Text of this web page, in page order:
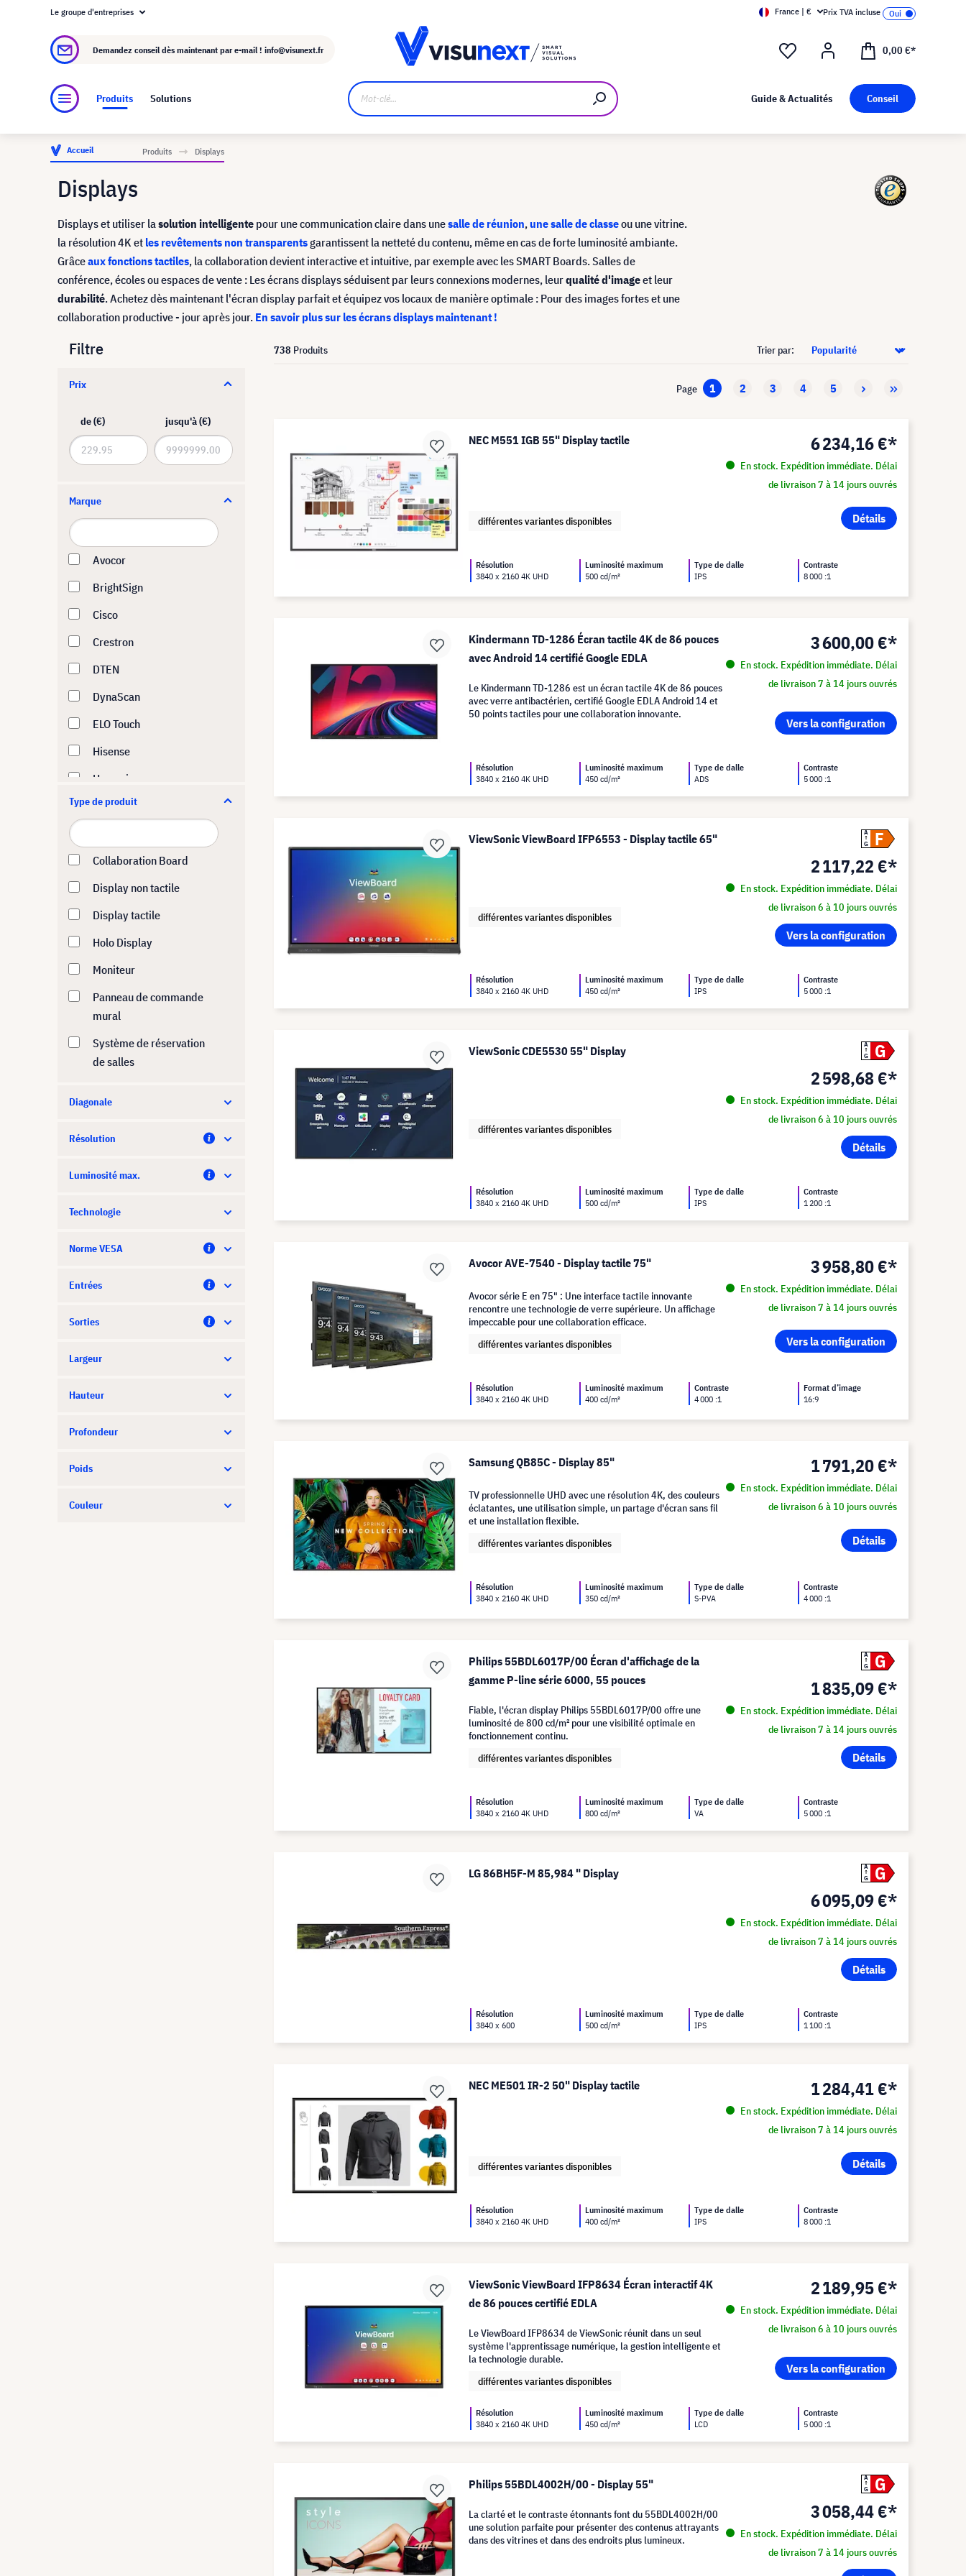
À propos de visunext.fr
Le groupe d'entreprises France | € Prix TVA incluse
Demandez conseil dès maintenant par e-mail ! info@visunext.fr 0,00 €*
Produits Solutions Guide & Actualités Conseil
Accueil Produits Displays
Displays
Displays et utiliser lasolution intelligente pour une communication claire dans unesalle de réunion,une salle de classeou une vitrine.
la résolution 4K et les revêtements non transparentsgarantissent la netteté du contenu, même en cas de forte luminosité ambiante.
Grâceaux fonctions tactiles, la collaboration devient interactive et intuitive, par exemple avec les SMART Boards. Salles de
conférence, écoles ou espaces de vente : Les écrans displays séduisent par leurs connexions modernes, leurqualité d'imageet leur
durabilité. Achetez dès maintenant l'écran display parfait et équipez vos locaux de manière optimale : Pour des images fortes et une
collaboration productive - jour après jour. En savoir plus sur les écrans displays maintenant !
Filtre
Prix
de (€) jusqu'à (€)
Marque
Avocor
BrightSign
Cisco
Crestron
DTEN
DynaScan
ELO Touch
Hisense
Huawei
HYPERVSN
iiyama
InFocus
Joan
Kindermann
Legamaster
Lenovo
LG
Logitech
Neat
NEC
Panasonic
Philips
Sharp
SWEDX
Type de produit
Collaboration Board
Display non tactile
Display tactile
Holo Display
Moniteur
Panneau de commande
mural
Système de réservation
de salles
Diagonale
Résolution
Luminosité max.
Technologie
Norme VESA
Entrées
Sorties
Largeur
Hauteur
Profondeur
Poids
Couleur
738 Produits Trier par:
Page 1 2 3 4 5
NEC M551 IGB 55" Display tactile 6 234,16 €*
En stock. Expédition immédiate. Délai
de livraison 7 à 14 jours ouvrés
Détails
différentes variantes disponibles
Résolution
3840 x 2160 4K UHD
Luminosité maximum
500 cd/m²
Type de dalle
IPS
Contraste
8 000 :1
Kindermann TD-1286 Écran tactile 4K de 86 pouces
avec Android 14 certifié Google EDLA
3 600,00 €*
En stock. Expédition immédiate. Délai
de livraison 7 à 14 jours ouvrés
Vers la configuration
Le Kindermann TD-1286 est un écran tactile 4K de 86 pouces
avec verre antibactérien, certifié Google EDLA Android 14 et
50 points tactiles pour une collaboration innovante.
Résolution
3840 x 2160 4K UHD
Luminosité maximum
450 cd/m²
Type de dalle
ADS
Contraste
5 000 :1
ViewSonic ViewBoard IFP6553 - Display tactile 65"
A
G
F
2 117,22 €*
En stock. Expédition immédiate. Délai
de livraison 6 à 10 jours ouvrés
Vers la configuration
différentes variantes disponibles
Résolution
3840 x 2160 4K UHD
Luminosité maximum
450 cd/m²
Type de dalle
IPS
Contraste
5 000 :1
ViewSonic CDE5530 55" Display
A
G
G
2 598,68 €*
En stock. Expédition immédiate. Délai
de livraison 6 à 10 jours ouvrés
Détails
différentes variantes disponibles
Résolution
3840 x 2160 4K UHD
Luminosité maximum
500 cd/m²
Type de dalle
IPS
Contraste
1 200 :1
Avocor AVE-7540 - Display tactile 75" 3 958,80 €*
En stock. Expédition immédiate. Délai
de livraison 7 à 14 jours ouvrés
Vers la configuration
Avocor série E en 75" : Une interface tactile innovante
rencontre une technologie de verre supérieure. Un affichage
impeccable pour une collaboration efficace.
différentes variantes disponibles
Résolution
3840 x 2160 4K UHD
Luminosité maximum
400 cd/m²
Contraste
4 000 :1
Format d’image
16:9
Samsung QB85C - Display 85" 1 791,20 €*
En stock. Expédition immédiate. Délai
de livraison 6 à 10 jours ouvrés
Détails
TV professionnelle UHD avec une résolution 4K, des couleurs
éclatantes, une utilisation simple, un partage d'écran sans fil
et une installation flexible.
différentes variantes disponibles
Résolution
3840 x 2160 4K UHD
Luminosité maximum
350 cd/m²
Type de dalle
S-PVA
Contraste
4 000 :1
Philips 55BDL6017P/00 Écran d'affichage de la
gamme P-line série 6000, 55 pouces
A
G
G
1 835,09 €*
En stock. Expédition immédiate. Délai
de livraison 7 à 14 jours ouvrés
Détails
Fiable, l'écran display Philips 55BDL6017P/00 offre une
luminosité de 800 cd/m² pour une visibilité optimale en
fonctionnement continu.
différentes variantes disponibles
Résolution
3840 x 2160 4K UHD
Luminosité maximum
800 cd/m²
Type de dalle
VA
Contraste
5 000 :1
LG 86BH5F-M 85,984 " Display
A
G
G
6 095,09 €*
En stock. Expédition immédiate. Délai
de livraison 7 à 14 jours ouvrés
Détails
Résolution
3840 x 600
Luminosité maximum
500 cd/m²
Type de dalle
IPS
Contraste
1 100 :1
NEC ME501 IR-2 50" Display tactile 1 284,41 €*
En stock. Expédition immédiate. Délai
de livraison 7 à 14 jours ouvrés
Détails
différentes variantes disponibles
Résolution
3840 x 2160 4K UHD
Luminosité maximum
400 cd/m²
Type de dalle
IPS
Contraste
8 000 :1
ViewSonic ViewBoard IFP8634 Écran interactif 4K
de 86 pouces certifié EDLA
2 189,95 €*
En stock. Expédition immédiate. Délai
de livraison 6 à 10 jours ouvrés
Vers la configuration
Le ViewBoard IFP8634 de ViewSonic réunit dans un seul
système l'apprentissage numérique, la gestion intelligente et
la technologie durable.
différentes variantes disponibles
Résolution
3840 x 2160 4K UHD
Luminosité maximum
450 cd/m²
Type de dalle
LCD
Contraste
5 000 :1
Philips 55BDL4002H/00 - Display 55"
A
G
G
3 058,44 €*
En stock. Expédition immédiate. Délai
de livraison 7 à 14 jours ouvrés
La clarté et le contraste étonnants font du 55BDL4002H/00
une solution parfaite pour présenter des contenus attrayants
dans des vitrines et dans des endroits plus lumineux.